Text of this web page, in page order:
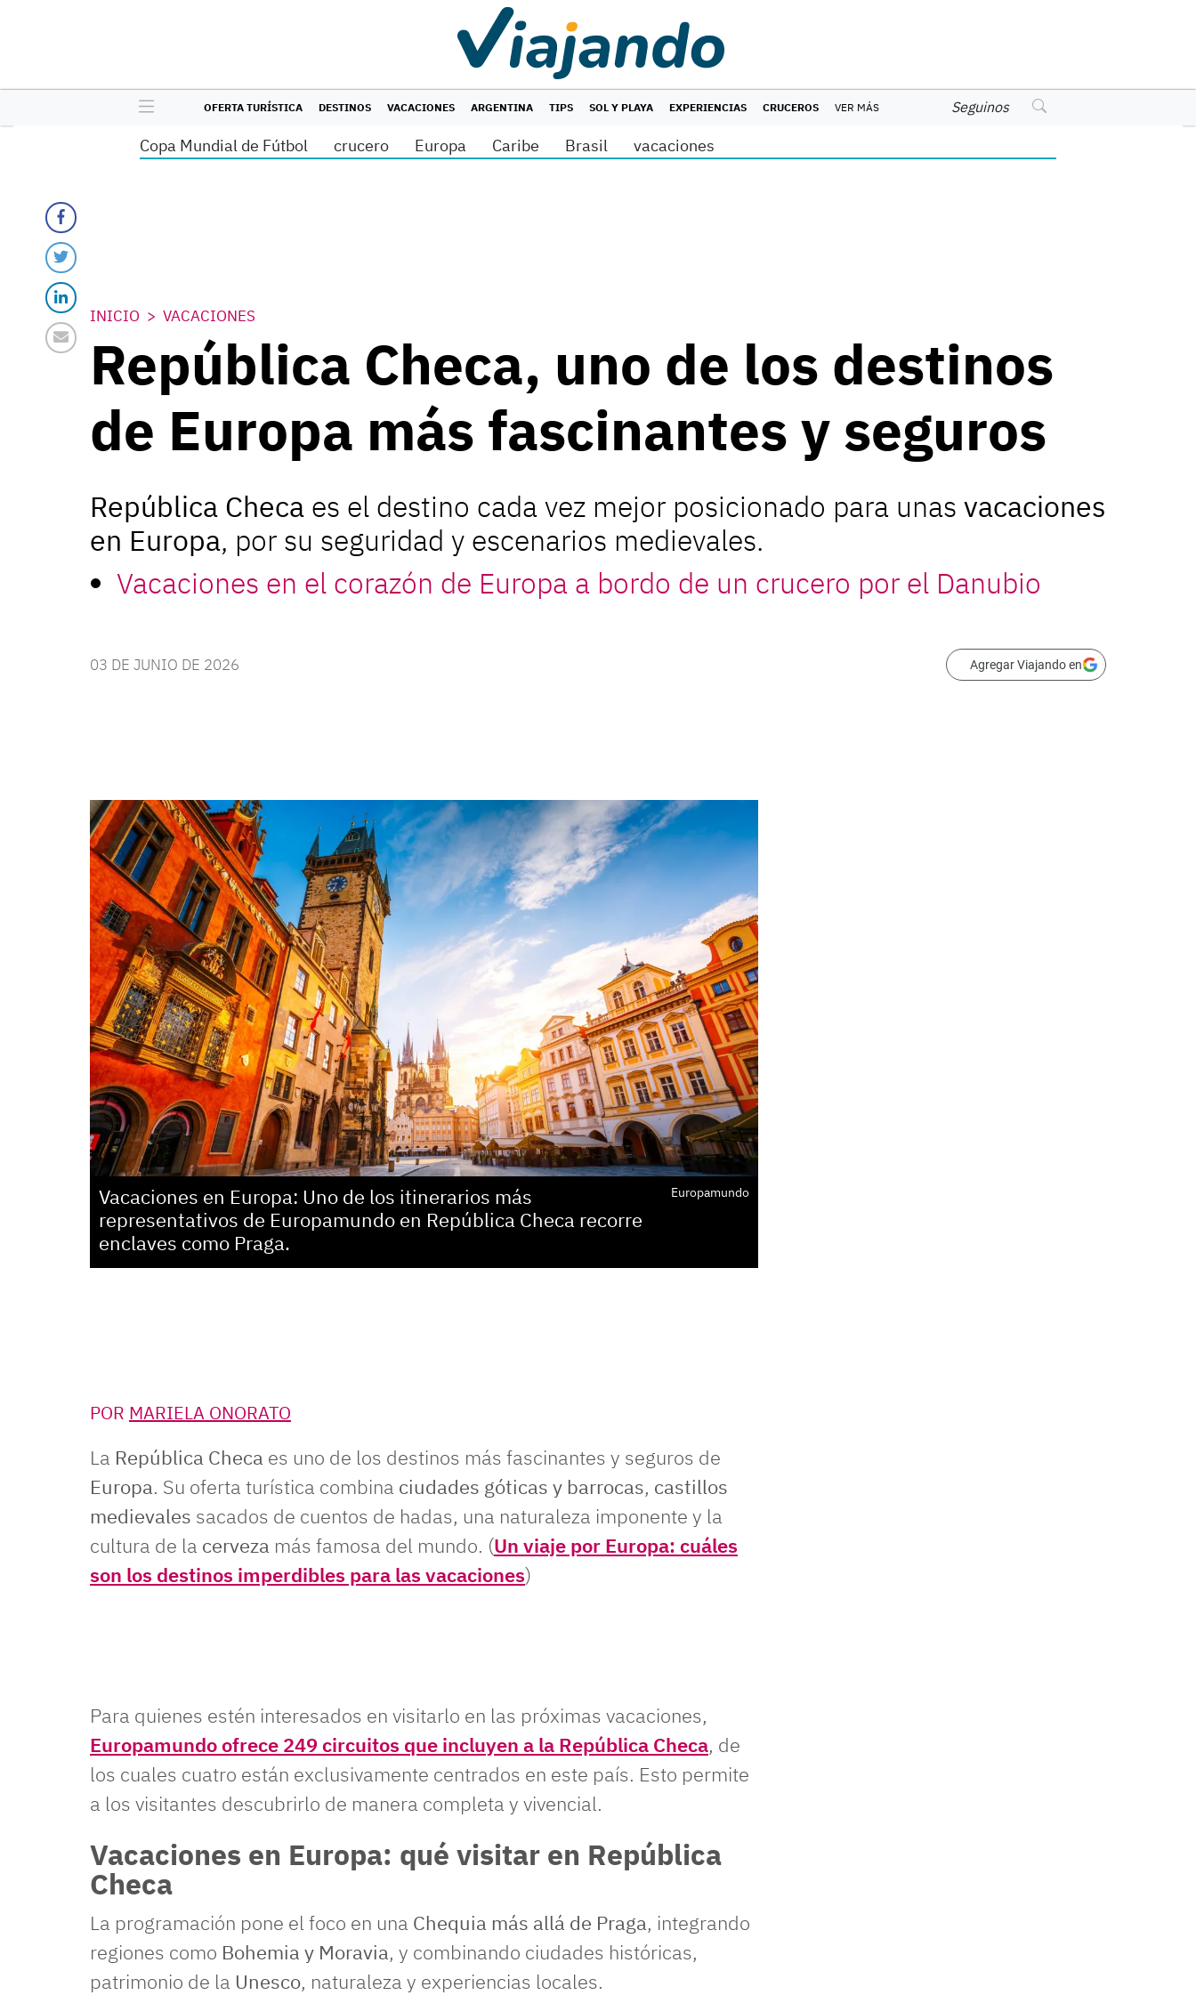
OFERTA TURÍSTICA DESTINOS VACACIONES ARGENTINA TIPS SOL Y PLAYA EXPERIENCIAS CRUCEROS VER MÁS Seguinos
Copa Mundial de Fútbol crucero Europa Caribe Brasil vacaciones
INICIO VACACIONES
República Checa, uno de los destinos
de Europa más fascinantes y seguros
República Checa es el destino cada vez mejor posicionado para unas vacaciones
en Europa, por su seguridad y escenarios medievales.
Vacaciones en el corazón de Europa a bordo de un crucero por el Danubio
03 DE JUNIO DE 2026 Agregar Viajando en
Vacaciones en Europa: Uno de los itinerarios más
representativos de Europamundo en República Checa recorre
enclaves como Praga.
Europamundo
POR MARIELA ONORATO
La República Checa es uno de los destinos más fascinantes y seguros de
Europa. Su oferta turística combina ciudades góticas y barrocas, castillos
medievales sacados de cuentos de hadas, una naturaleza imponente y la
cultura de la cerveza más famosa del mundo. (Un viaje por Europa: cuáles
son los destinos imperdibles para las vacaciones)
Para quienes estén interesados en visitarlo en las próximas vacaciones,
Europamundo ofrece 249 circuitos que incluyen a la República Checa, de
los cuales cuatro están exclusivamente centrados en este país. Esto permite
a los visitantes descubrirlo de manera completa y vivencial.
Vacaciones en Europa: qué visitar en República
Checa
La programación pone el foco en una Chequia más allá de Praga, integrando
regiones como Bohemia y Moravia, y combinando ciudades históricas,
patrimonio de la Unesco, naturaleza y experiencias locales.